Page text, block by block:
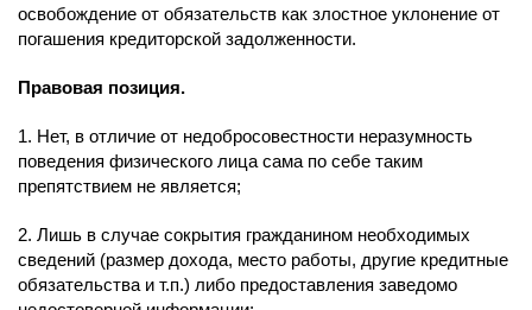
освобождение от обязательств как злостное уклонение от
погашения кредиторской задолженности.
Правовая позиция.
1. Нет, в отличие от недобросовестности неразумность
поведения физического лица сама по себе таким
препятствием не является;
2. Лишь в случае сокрытия гражданином необходимых
сведений (размер дохода, место работы, другие кредитные
обязательства и т.п.) либо предоставления заведомо